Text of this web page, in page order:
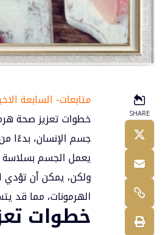
SHARE
متابعات- السابعة
خطوات تعزيز صحة
جسم الإنسان، بدءًا
يعمل الجسم بسلاسة
ولكن، يمكن أن تؤدي
الهرمونات، مما قد
خطوات